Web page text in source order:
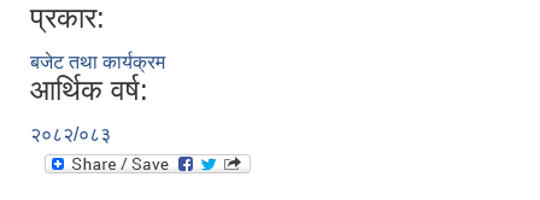
प्रकार:
बजेट तथा कार्यक्रम
आर्थिक वर्ष:
२०८२/०८३